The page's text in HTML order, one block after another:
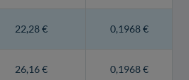
22,28 € 0,1968 €
26,16 € 0,1968 €